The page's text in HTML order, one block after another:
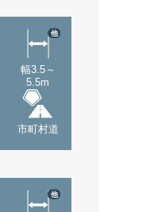
幅3.5～
5.5m
他
市町村道
他